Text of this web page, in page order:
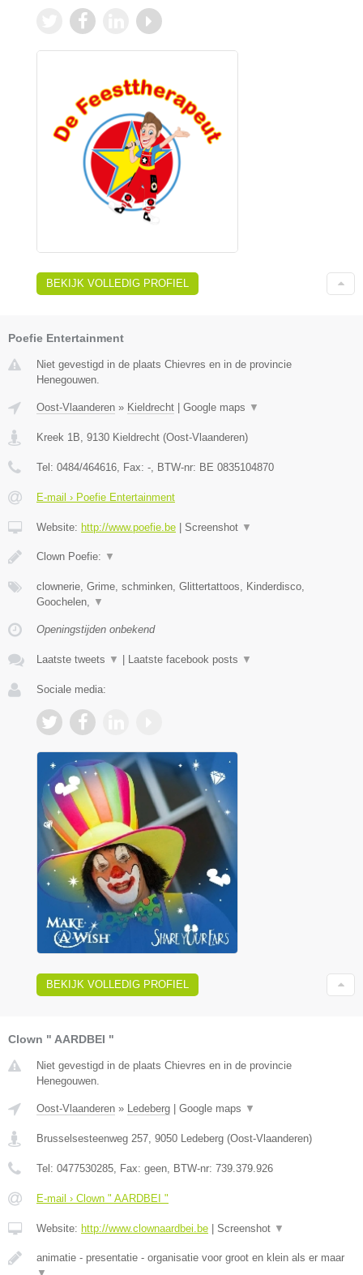
BEKIJK VOLLEDIG PROFIEL
Poefie Entertainment
Niet gevestigd in de plaats Chievres en in de provincie
Henegouwen.
Oost-Vlaanderen » Kieldrecht | Google maps ▼
Kreek 1B 9130 Kieldrecht (Oost-Vlaanderen)
Tel: 0484/464616 , Fax: - , BTW-nr: BE 0835104870
E-mail › Poefie Entertainment
Website: http://www.poefie.be | Screenshot ▼
Clown Poefie: ▼
clownerie, Grime, schminken, Glittertattoos, Kinderdisco,
Goochelen,
▼
Openingstijden onbekend
Laatste tweets ▼ | Laatste facebook posts ▼
Sociale media:
BEKIJK VOLLEDIG PROFIEL
Clown " AARDBEI "
Niet gevestigd in de plaats Chievres en in de provincie
Henegouwen.
Oost-Vlaanderen » Ledeberg | Google maps ▼
Brusselsesteenweg 257 9050 Ledeberg (Oost-Vlaanderen)
Tel: 0477530285 , Fax: geen , BTW-nr: 739.379.926
E-mail › Clown " AARDBEI "
Website: http://www.clownaardbei.be | Screenshot ▼
animatie - presentatie - organisatie voor groot en klein als er maar
▼